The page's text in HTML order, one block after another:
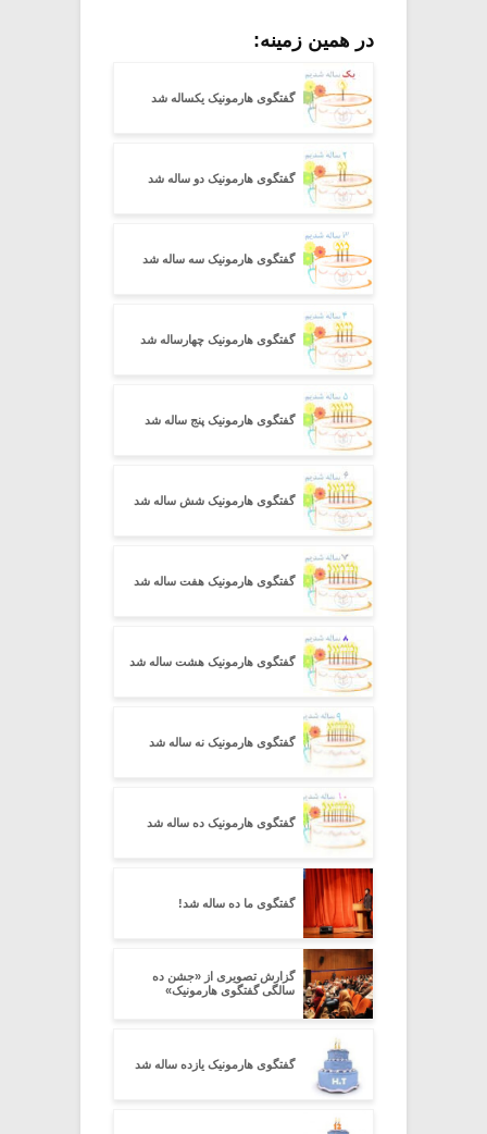
در همین زمینه:
گفتگوی هارمونیک یکساله شد
گفتگوی هارمونیک دو ساله شد
گفتگوی هارمونیک سه ساله شد
گفتگوی هارمونیک چهارساله شد
گفتگوی هارمونیک پنج ساله شد
گفتگوی هارمونیک شش ساله شد
گفتگوی هارمونیک هفت ساله شد
گفتگوی هارمونیک هشت ساله شد
گفتگوی هارمونیک نه ساله شد
گفتگوی هارمونیک ده ساله شد
گفتگوی ما ده ساله شد!
گزارش تصویری از «جشن ده
سالگی گفتگوی هارمونیک»
گفتگوی هارمونیک یازده ساله شد